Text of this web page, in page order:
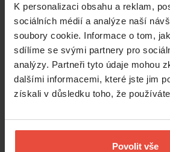
K personalizaci obsahu a reklam,
sociálních médií a analýze naší
soubory cookie. Informace o tom,
sdílíme se svými partnery pro
analýzy. Partneři tyto údaje mohou
dalšími informacemi, které jste jim
získali v důsledku toho, že
Povolit vše
Olomouc: Levné byty k
Olomouc je skrytým českým pokladem. Na
klidný život bez davů turistů.Město si vás
monumenty, jako je slavný barokní sloup
rozlehlými parky plnými zeleně
. Zavítejte
místem na výlet je 5 km vzdálená Bazilika
Svatém Kopečku. Tak se vydejte za
moravskému životnímu stylu anajděte si byt